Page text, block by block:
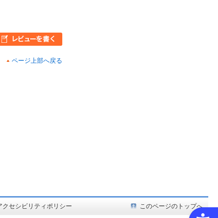
ページ上部へ戻る
クセシビリティポリシー このページのトップへ